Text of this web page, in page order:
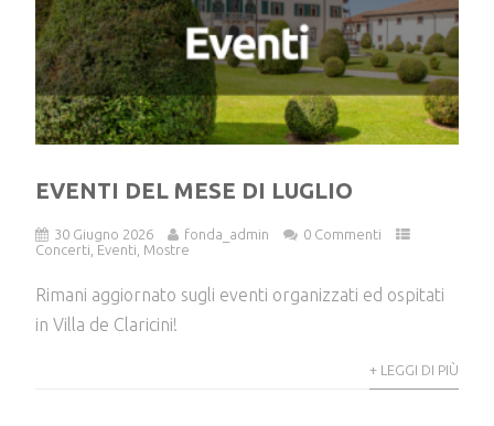
EVENTI DEL MESE DI LUGLIO
30 Giugno 2026 fonda_admin
0 Commenti
Concerti Eventi Mostre
Rimani aggiornato sugli eventi organizzati ed ospitati
in Villa de Claricini!
+ LEGGI DI PIÙ